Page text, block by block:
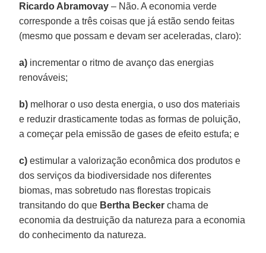
Ricardo Abramovay – Não. A economia verde
corresponde a três coisas que já estão sendo feitas
(mesmo que possam e devam ser aceleradas, claro):
a) incrementar o ritmo de avanço das energias
renováveis;
b) melhorar o uso desta energia, o uso dos materiais
e reduzir drasticamente todas as formas de poluição,
a começar pela emissão de gases de efeito estufa; e
c) estimular a valorização econômica dos produtos e
dos serviços da biodiversidade nos diferentes
biomas, mas sobretudo nas florestas tropicais
transitando do que Bertha Becker chama de
economia da destruição da natureza para a economia
do conhecimento da natureza.